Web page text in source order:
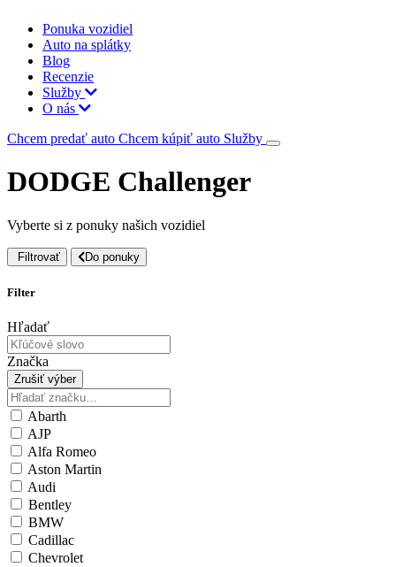
Ponuka vozidiel
Auto na splátky
Blog
Recenzie
Služby
O nás
Chcem predať auto Chcem kúpiť auto Služby
DODGE Challenger
Vyberte si z ponuky našich vozidiel
Filtrovať Do ponuky
Filter
Hľadať
Značka
Zrušiť výber
Abarth
AJP
Alfa Romeo
Aston Martin
Audi
Bentley
BMW
Cadillac
Chevrolet